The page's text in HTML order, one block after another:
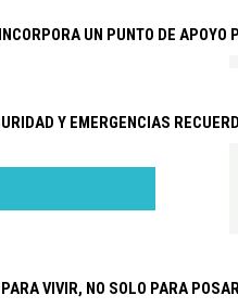
UN PUNTO DE
Y EMERGENCIAS
VIVIR, NO SOLO PARA